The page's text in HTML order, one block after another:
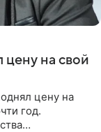
на свой
цену на
год.